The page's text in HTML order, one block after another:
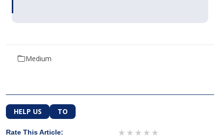
Medium
HELP US TO
Rate This Article: 4 stars
3 stars
2 stars
1 star